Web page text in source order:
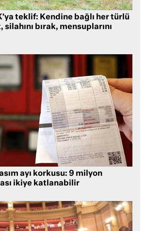
teklif: Kendine bağlı her türlü
bırak, mensuplarını
ayı korkusu: 9 milyon
ikiye katlanabilir